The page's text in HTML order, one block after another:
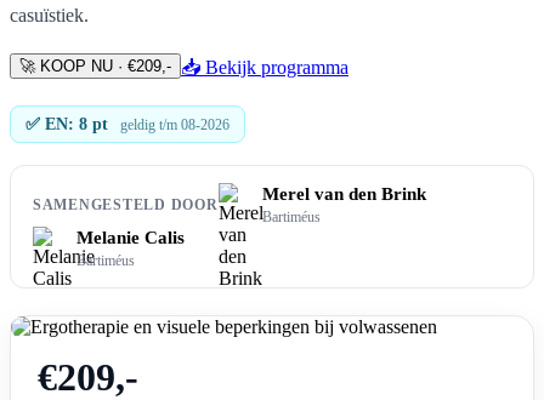
casuïstiek.
🚀 KOOP NU · €209,- 📥 Bekijk programma
✅ EN: 8 pt geldig t/m 08-2026
SAMENGESTELD DOOR
Merel van den Brink
Bartiméus
Melanie Calis
Bartiméus
€209,-